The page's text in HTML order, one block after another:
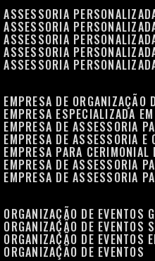
ASSESSORIA
ASSESSORIA
ASSESSORIA
ASSESSORIA
ASSESSORIA
EMPRESA DE
EMPRESA ESPECIALIZADA
EMPRESA DE ASSESSORIA
EMPRESA DE ASSESSORIA
EMPRESA PARA
EMPRESA DE ASSESSORIA
EMPRESA DE ASSESSORIA
ORGANIZAÇÃO DE EVENTOS
ORGANIZAÇÃO DE EVENTOS
ORGANIZAÇÃO DE EVENTOS
ORGANIZAÇÃO DE EVENTOS